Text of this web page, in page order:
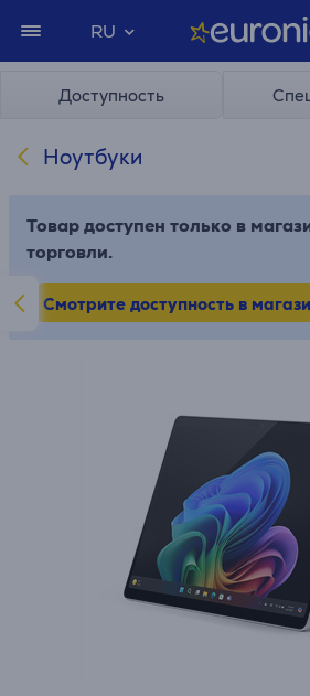
RU
Доступность
Ноутбуки
Товар доступен только в
торговли.
Смотрите доступность в